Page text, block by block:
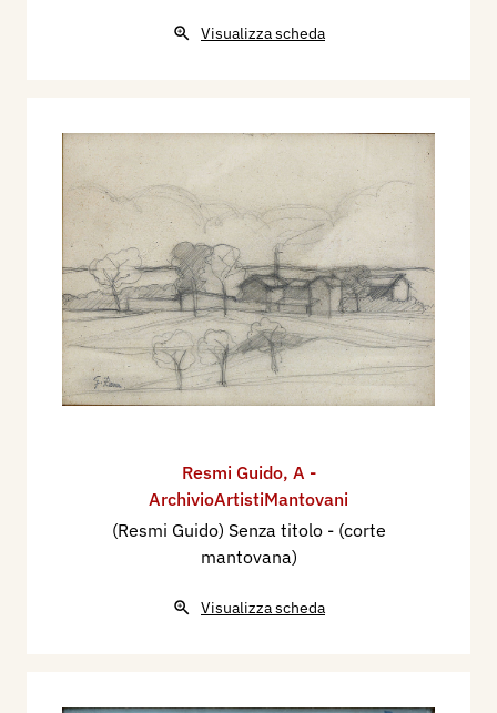
Visualizza scheda
Resmi Guido, A -
ArchivioArtistiMantovani
(Resmi Guido) Senza titolo - (corte
mantovana)
Visualizza scheda